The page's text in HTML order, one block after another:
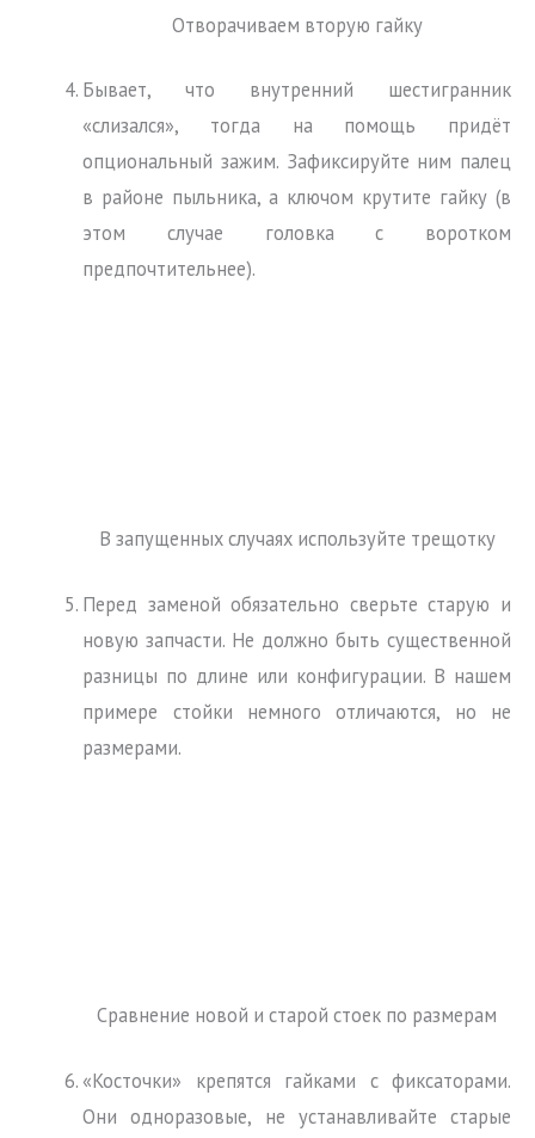
Отворачиваем вторую гайку
Бывает, что внутренний шестигранник
«слизался», тогда на помощь придёт
опциональный зажим. Зафиксируйте ним палец
в районе пыльника, а ключом крутите гайку (в
этом случае головка с воротком
предпочтительнее).
В запущенных случаях используйте трещотку
Перед заменой обязательно сверьте старую и
новую запчасти. Не должно быть существенной
разницы по длине или конфигурации. В нашем
примере стойки немного отличаются, но не
размерами.
Сравнение новой и старой стоек по размерам
«Косточки» крепятся гайками с фиксаторами.
Они одноразовые, не устанавливайте старые